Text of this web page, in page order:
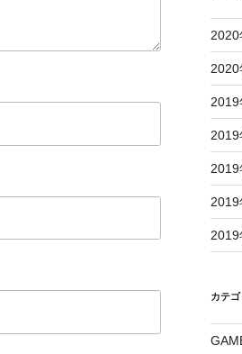
2020
2020
2019
2019
2019
2019
2019
カテ